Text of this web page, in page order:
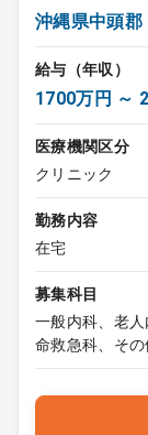
沖縄県中頭郡
給与（年収）
1700万円 ～
医療機関区分
クリニック
勤務内容
在宅
募集科目
一般内科、老
命救急科、その